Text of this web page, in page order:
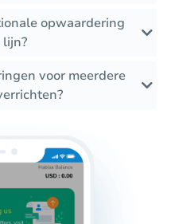
opwaardering
voor meerdere